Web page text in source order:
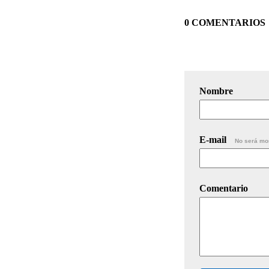
0 COMENTARIOS
Nombre
E-mail No será
Comentario